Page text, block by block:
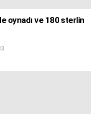
oynadı ve 180 sterlin